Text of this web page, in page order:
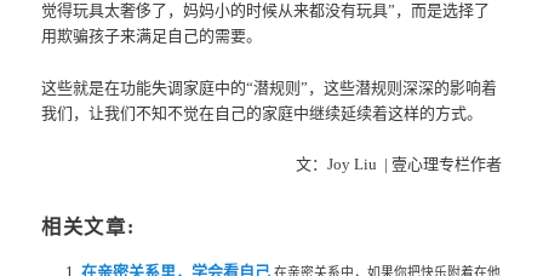
觉得玩具太奢侈了，妈妈小的时候从来都没有玩具”，而是选择了
用欺骗孩子来满足自己的需要。
这些就是在功能失调家庭中的“潜规则”，这些潜规则深深的影响着
我们，让我们不知不觉在自己的家庭中继续延续着这样的方式。
文：Joy Liu | 壹心理专栏作者
相关文章:
在亲密关系里，学会看自己 在亲密关系中，如果你把快乐附着在他